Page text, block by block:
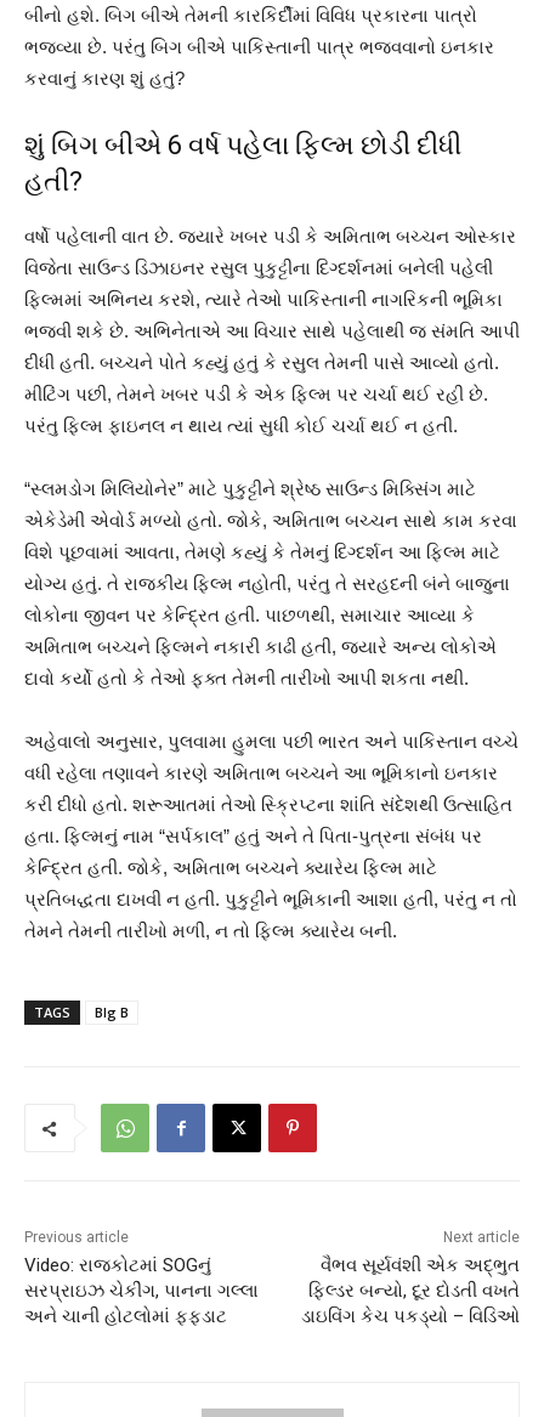
બીનો હશે. બિગ બીએ તેમની કારકિર્દીમાં વિવિધ પ્રકારના પાત્રો
ભજવ્યા છે. પરંતુ બિગ બીએ પાકિસ્તાની પાત્ર ભજવવાનો ઇનકાર
કરવાનું કારણ શું હતું?
શું બિગ બીએ 6 વર્ષ પહેલા ફિલ્મ છોડી દીધી
હતી?
વર્ષો પહેલાની વાત છે. જ્યારે ખબર પડી કે અમિતાભ બચ્ચન ઓસ્કાર
વિજેતા સાઉન્ડ ડિઝાઇનર રસુલ પુકુટ્ટીના દિગ્દર્શનમાં બનેલી પહેલી
ફિલ્મમાં અભિનય કરશે, ત્યારે તેઓ પાકિસ્તાની નાગરિકની ભૂમિકા
ભજવી શકે છે. અભિનેતાએ આ વિચાર સાથે પહેલાથી જ સંમતિ આપી
દીધી હતી. બચ્ચને પોતે કહ્યું હતું કે રસુલ તેમની પાસે આવ્યો હતો.
મીટિંગ પછી, તેમને ખબર પડી કે એક ફિલ્મ પર ચર્ચા થઈ રહી છે.
પરંતુ ફિલ્મ ફાઇનલ ન થાય ત્યાં સુધી કોઈ ચર્ચા થઈ ન હતી.
“સ્લમડોગ મિલિયોનેર” માટે પુકુટ્ટીને શ્રેષ્ઠ સાઉન્ડ મિક્સિંગ માટે
એકેડેમી એવોર્ડ મળ્યો હતો. જોકે, અમિતાભ બચ્ચન સાથે કામ કરવા
વિશે પૂછવામાં આવતા, તેમણે કહ્યું કે તેમનું દિગ્દર્શન આ ફિલ્મ માટે
યોગ્ય હતું. તે રાજકીય ફિલ્મ નહોતી, પરંતુ તે સરહદની બંને બાજુના
લોકોના જીવન પર કેન્દ્રિત હતી. પાછળથી, સમાચાર આવ્યા કે
અમિતાભ બચ્ચને ફિલ્મને નકારી કાઢી હતી, જ્યારે અન્ય લોકોએ
દાવો કર્યો હતો કે તેઓ ફક્ત તેમની તારીખો આપી શકતા નથી.
અહેવાલો અનુસાર, પુલવામા હુમલા પછી ભારત અને પાકિસ્તાન વચ્ચે
વધી રહેલા તણાવને કારણે અમિતાભ બચ્ચને આ ભૂમિકાનો ઇનકાર
કરી દીધો હતો. શરૂઆતમાં તેઓ સ્ક્રિપ્ટના શાંતિ સંદેશથી ઉત્સાહિત
હતા. ફિલ્મનું નામ “સર્પકાલ” હતું અને તે પિતા-પુત્રના સંબંધ પર
કેન્દ્રિત હતી. જોકે, અમિતાભ બચ્ચને ક્યારેય ફિલ્મ માટે
પ્રતિબદ્ધતા દાખવી ન હતી. પુકુટ્ટીને ભૂમિકાની આશા હતી, પરંતુ ન તો
તેમને તેમની તારીખો મળી, ન તો ફિલ્મ ક્યારેય બની.
TAGS BIg B
Previous article
Video: રાજકોટમાં SOGનું
સરપ્રાઇઝ ચેકીંગ, પાનના ગલ્લા
અને ચાની હોટલોમાં ફફડાટ
Next article
વૈભવ સૂર્યવંશી એક અદ્ભુત
ફિલ્ડર બન્યો, દૂર દોડતી વખતે
ડાઇવિંગ કેચ પકડ્યો – વિડિઓ